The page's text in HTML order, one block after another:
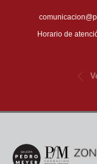
Horario de